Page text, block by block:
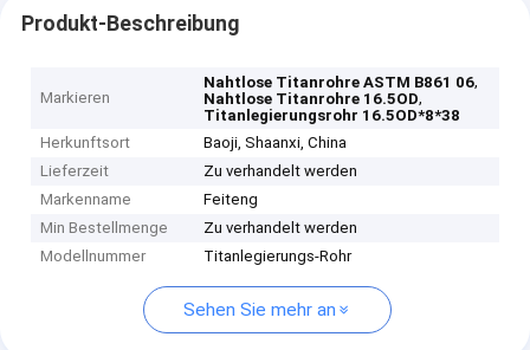
Produkt-Beschreibung
Markieren
Nahtlose Titanrohre ASTM B861 06,
Nahtlose Titanrohre 16.5OD,
Titanlegierungsrohr 16.5OD*8*38
Herkunftsort
Baoji, Shaanxi, China
Lieferzeit
Zu verhandelt werden
Markenname
Feiteng
Min Bestellmenge
Zu verhandelt werden
Modellnummer
Titanlegierungs-Rohr
Sehen Sie mehr an